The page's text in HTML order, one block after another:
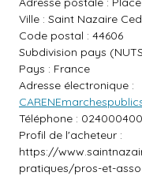
Ville : Saint Nazaire
Code postal : 44606
Subdivision pays
Pays : France
Adresse électronique :
Téléphone :
Profil de l'acheteur :
https://
pratiques/pros-et-